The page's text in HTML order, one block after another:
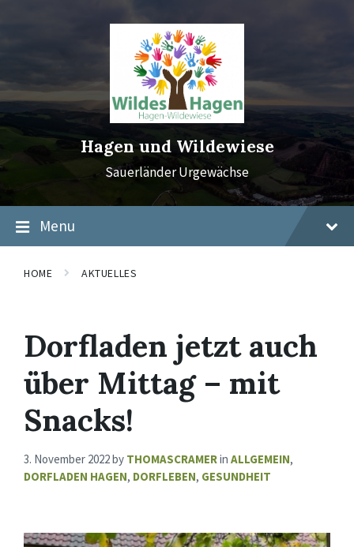
Hagen und Wildewiese
Sauerländer Urgewächse
Menu
HOME AKTUELLES
Dorfladen jetzt auch
über Mittag – mit
Snacks!
3. November 2022by THOMASCRAMERin ALLGEMEIN,
DORFLADEN HAGEN, DORFLEBEN, GESUNDHEIT